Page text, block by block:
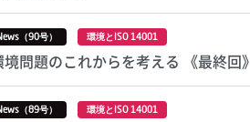
（90号） 環境とISO 14001
問題のこれからを考える 《最終回》
（89号） 環境とISO 14001